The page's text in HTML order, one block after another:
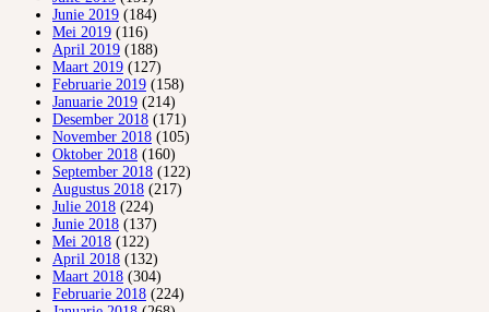
Junie 2019 (184)
Mei 2019 (116)
April 2019 (188)
Maart 2019 (127)
Februarie 2019 (158)
Januarie 2019 (214)
Desember 2018 (171)
November 2018 (105)
Oktober 2018 (160)
September 2018 (122)
Augustus 2018 (217)
Julie 2018 (224)
Junie 2018 (137)
Mei 2018 (122)
April 2018 (132)
Maart 2018 (304)
Februarie 2018 (224)